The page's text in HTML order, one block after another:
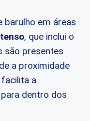
barulho em áreas
, que inclui o
são presentes
a proximidade
a
dentro dos